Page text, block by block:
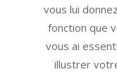
vous lui
fonction que
vous ai
illustrer